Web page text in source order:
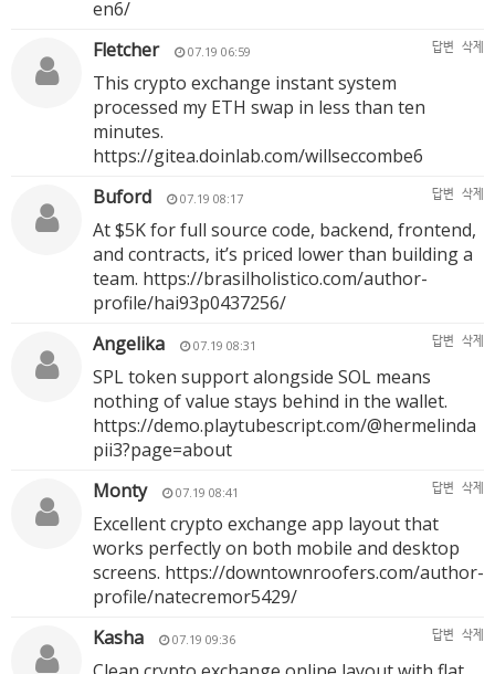
en6/
Fletcher
07.19 06:59 답변 삭제
This crypto exchange instant system
processed my ETH swap in less than ten
minutes.
https://gitea.doinlab.com/willseccombe6
Buford
07.19 08:17 답변 삭제
At $5K for full source code, backend, frontend,
and contracts, it’s priced lower than building a
team. https://brasilholistico.com/author-
profile/hai93p0437256/
Angelika
07.19 08:31 답변 삭제
SPL token support alongside SOL means
nothing of value stays behind in the wallet.
https://demo.playtubescript.com/@hermelinda
pii3?page=about
Monty
07.19 08:41 답변 삭제
Excellent crypto exchange app layout that
works perfectly on both mobile and desktop
screens. https://downtownroofers.com/author-
profile/natecremor5429/
Kasha
07.19 09:36 답변 삭제